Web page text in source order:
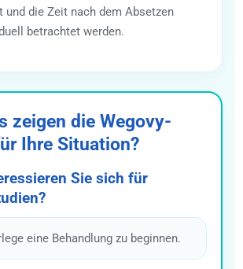
und die Zeit nach dem Absetzen
betrachtet werden.
zeigen die Wegovy-
Ihre Situation?
Sie sich für
eine Behandlung zu beginnen.